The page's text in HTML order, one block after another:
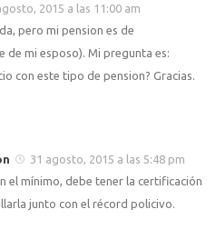
2015 a las 11:00 am
pero mi pension es de
de mi esposo). Mi pregunta es:
con este tipo de pension? Gracias.
31 agosto, 2015 a las 5:48 pm
el mínimo, debe tener la certificación
junto con el récord policivo.